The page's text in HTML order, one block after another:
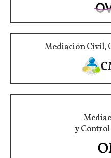
Mediación Civil,
y